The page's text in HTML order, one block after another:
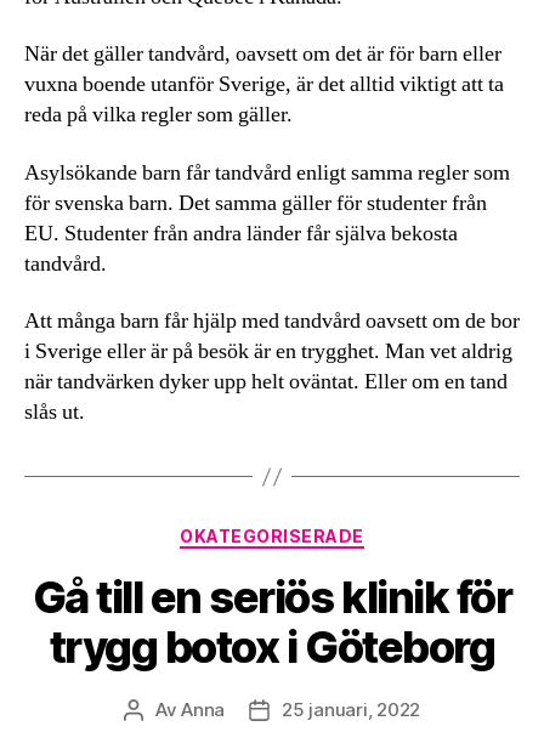
När det gäller tandvård, oavsett om det är för barn eller
vuxna boende utanför Sverige, är det alltid viktigt att ta
reda på vilka regler som gäller.
Asylsökande barn får tandvård enligt samma regler som
för svenska barn. Det samma gäller för studenter från
EU. Studenter från andra länder får själva bekosta
tandvård.
Att många barn får hjälp med tandvård oavsett om de bor
i Sverige eller är på besök är en trygghet. Man vet aldrig
när tandvärken dyker upp helt oväntat. Eller om en tand
slås ut.
Kategorier
OKATEGORISERADE
Gå till en seriös klinik för
trygg botox i Göteborg
Inläggsförfattare
AvAnna Inläggsdatum
25 januari, 2022